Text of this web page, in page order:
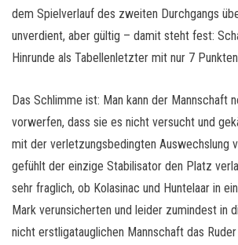
dem Spielverlauf des zweiten Durchgangs
unverdient, aber gültig – damit steht fest:
Hinrunde als Tabellenletzter mit nur 7
Das Schlimme ist: Man kann der Mannschaft
vorwerfen, dass sie es nicht versucht und
mit der verletzungsbedingten Auswechslung
gefühlt der einzige Stabilisator den Platz
sehr fraglich, ob Kolasinac und Huntelaar in
Mark verunsicherten und leider zumindest in
nicht erstligatauglichen Mannschaft das